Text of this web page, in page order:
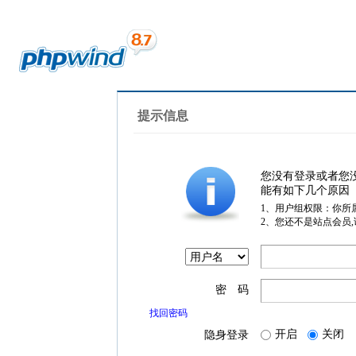
提示信息
您没有登录或者您
能有如下几个原因
1、用户组权限：你所
2、您还不是站点会员
密 码
找回密码
隐身登录 开启 关闭